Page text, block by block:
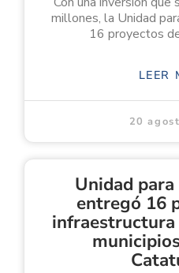
millones, la Unidad
16 proyectos
LEER
20
Unidad
entregó 16